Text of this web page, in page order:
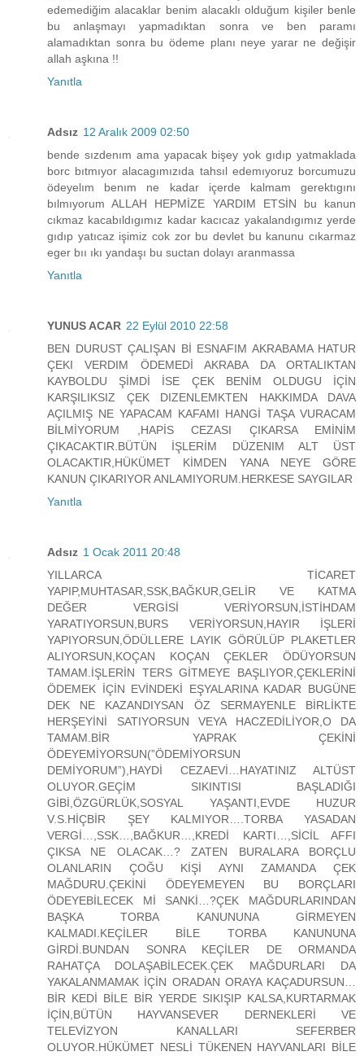
edemediğim alacaklar benim alacaklı olduğum kişiler benle
bu anlaşmayı yapmadıktan sonra ve ben paramı
alamadıktan sonra bu ödeme planı neye yarar ne değişir
allah aşkına !!
Yanıtla
Adsız 12 Aralık 2009 02:50
bende sızdenım ama yapacak bişey yok gıdıp yatmaklada
borc bıtmıyor alacagımızıda tahsıl edemıyoruz borcumuzu
ödeyelım benım ne kadar içerde kalmam gerektıgını
bılmıyorum ALLAH HEPMİZE YARDIM ETSİN bu kanun
cıkmaz kacabıldıgımız kadar kacıcaz yakalandıgımız yerde
gıdıp yatıcaz işimiz cok zor bu devlet bu kanunu cıkarmaz
eger bıı ıkı yandaşı bu suctan dolayı aranmassa
Yanıtla
YUNUS ACAR 22 Eylül 2010 22:58
BEN DURUST ÇALIŞAN Bİ ESNAFIM AKRABAMA HATUR
ÇEKI VERDIM ÖDEMEDİ AKRABA DA ORTALIKTAN
KAYBOLDU ŞİMDİ İSE ÇEK BENİM OLDUGU İÇİN
KARŞILIKSIZ ÇEK DIZENLEMKTEN HAKKIMDA DAVA
AÇILMIŞ NE YAPACAM KAFAMI HANGİ TAŞA VURACAM
BİLMİYORUM ,HAPİS CEZASI ÇIKARSA EMİNİM
ÇIKACAKTIR.BÜTÜN İŞLERİM DÜZENIM ALT ÜST
OLACAKTIR,HÜKÜMET KİMDEN YANA NEYE GÖRE
KANUN ÇIKARIYOR ANLAMIYORUM.HERKESE SAYGILAR
Yanıtla
Adsız 1 Ocak 2011 20:48
YILLARCA TİCARET
YAPIP,MUHTASAR,SSK,BAĞKUR,GELİR VE KATMA
DEĞER VERGİSİ VERİYORSUN,İSTİHDAM
YARATIYORSUN,BURS VERİYORSUN,HAYIR İŞLERİ
YAPIYORSUN,ÖDÜLLERE LAYIK GÖRÜLÜP PLAKETLER
ALIYORSUN,KOÇAN KOÇAN ÇEKLER ÖDÜYORSUN
TAMAM.İŞLERİN TERS GİTMEYE BAŞLIYOR,ÇEKLERİNİ
ÖDEMEK İÇİN EVİNDEKİ EŞYALARINA KADAR BUGÜNE
DEK NE KAZANDIYSAN ÖZ SERMAYENLE BİRLİKTE
HERŞEYİNİ SATIYORSUN VEYA HACZEDİLİYOR,O DA
TAMAM.BİR YAPRAK ÇEKİNİ
ÖDEYEMİYORSUN(”ÖDEMİYORSUN
DEMİYORUM”),HAYDİ CEZAEVİ…HAYATINIZ ALTÜST
OLUYOR.GEÇİM SIKINTISI BAŞLADIĞI
GİBİ,ÖZGÜRLÜK,SOSYAL YAŞANTI,EVDE HUZUR
V.S.HİÇBİR ŞEY KALMIYOR….TORBA YASADAN
VERGİ…,SSK…,BAĞKUR…,KREDİ KARTI…,SİCİL AFFI
ÇIKSA NE OLACAK…? ZATEN BURALARA BORÇLU
OLANLARIN ÇOĞU KİŞİ AYNI ZAMANDA ÇEK
MAĞDURU.ÇEKİNİ ÖDEYEMEYEN BU BORÇLARI
ÖDEYEBİLECEK Mİ SANKİ…?ÇEK MAĞDURLARINDAN
BAŞKA TORBA KANUNUNA GİRMEYEN
KALMADI.KEÇİLER BİLE TORBA KANUNUNA
GİRDİ.BUNDAN SONRA KEÇİLER DE ORMANDA
RAHATÇA DOLAŞABİLECEK.ÇEK MAĞDURLARI DA
YAKALANMAMAK İÇİN ORADAN ORAYA KAÇADURSUN…
BİR KEDİ BİLE BİR YERDE SIKIŞIP KALSA,KURTARMAK
İÇİN,BÜTÜN HAYVANSEVER DERNEKLERİ VE
TELEVİZYON KANALLARI SEFERBER
OLUYOR.HÜKÜMET NESLİ TÜKENEN HAYVANLARI BİLE